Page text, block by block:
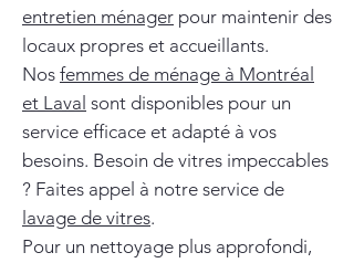
entretien ménager pour maintenir des
locaux propres et accueillants.
Nos femmes de ménage à Montréal
et Laval sont disponibles pour un
service efficace et adapté à vos
besoins. Besoin de vitres impeccables
? Faites appel à notre service de
lavage de vitres.
Pour un nettoyage plus approfondi,